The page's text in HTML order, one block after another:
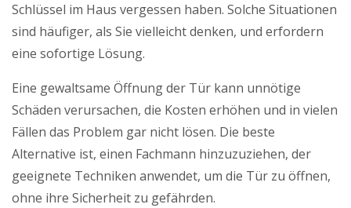
Schlüssel im Haus vergessen haben. Solche Situationen
sind häufiger, als Sie vielleicht denken, und erfordern
eine sofortige Lösung.
Eine gewaltsame Öffnung der Tür kann unnötige
Schäden verursachen, die Kosten erhöhen und in vielen
Fällen das Problem gar nicht lösen. Die beste
Alternative ist, einen Fachmann hinzuzuziehen, der
geeignete Techniken anwendet, um die Tür zu öffnen,
ohne ihre Sicherheit zu gefährden.